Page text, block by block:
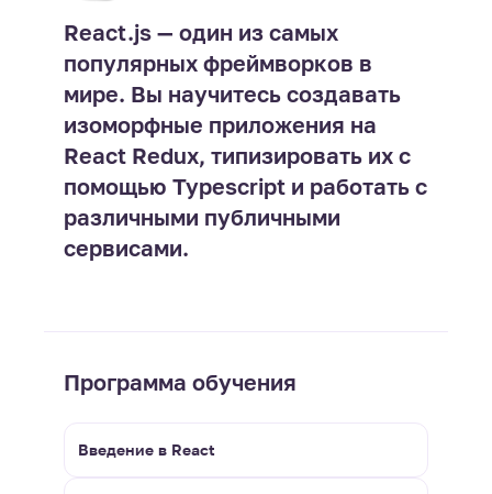
React.js — один из самых
популярных фреймворков в
мире. Вы научитесь создавать
изоморфные приложения на
React Redux, типизировать их с
помощью Typescript и работать с
различными публичными
сервисами.
Программа обучения
Введение в React